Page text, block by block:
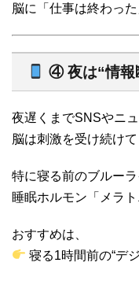
脳に「仕事は終わっ
④ 夜は“情報
夜遅くまでSNSやニュ
脳は刺激を受け続けて
特に寝る前のブルーラ
睡眠ホルモン「メラ
おすすめは、
寝る1時間前の“デ